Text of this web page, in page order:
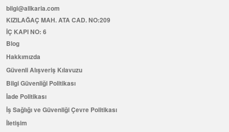
bilgi@allkaria.com
KIZILAĞAÇ MAH. ATA CAD. NO:209
İÇ KAPI NO: 6
Blog
Hakkımızda
Güvenli Alışveriş Kılavuzu
Bilgi Güvenliği Politikası
İade Politikası
İş Sağlığı ve Güvenliği Çevre Politikası
İletişim